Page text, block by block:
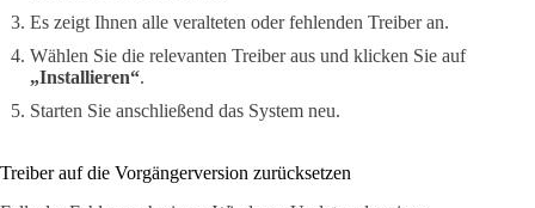
Es zeigt Ihnen alle veralteten oder fehlenden Treiber an.
Wählen Sie die relevanten Treiber aus und klicken Sie auf
„Installieren“.
Starten Sie anschließend das System neu.
Treiber auf die Vorgängerversion zurücksetzen